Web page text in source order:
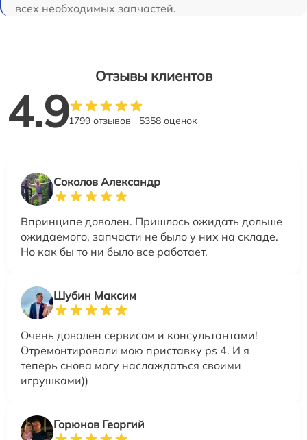
всех необходимых запчастей.
Отзывы клиентов
4.91799 отзывов 5358 оценок
Соколов Александр
Впринципе доволен. Пришлось ожидать дольше
ожидаемого, запчасти не было у них на складе.
Но как бы то ни было все работает.
Шубин Максим
Очень доволен сервисом и консультантами!
Отремонтировали мою приставку ps 4. И я
теперь снова могу наслаждаться своими
игрушками))
Горюнов Георгий